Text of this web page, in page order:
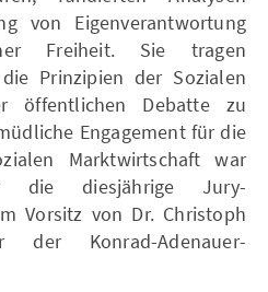
von Eigenverantwortung
Freiheit. Sie tragen
Prinzipien der Sozialen
öffentlichen Debatte zu
Engagement für die
Marktwirtschaft war
die diesjährige Jury-
Vorsitz von Dr. Christoph
der Konrad-Adenauer-